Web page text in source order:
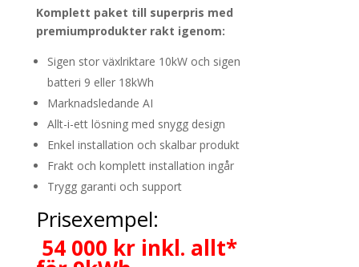
Komplett paket till superpris med
premiumprodukter rakt igenom:
Sigen stor växlriktare 10kW och sigen
batteri 9 eller 18kWh
Marknadsledande AI
Allt-i-ett lösning med snygg design
Enkel installation och skalbar produkt
Frakt och komplett installation ingår
Trygg garanti och support
Prisexempel:
54 000 kr inkl. allt*